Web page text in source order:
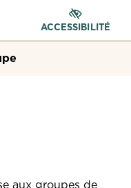
ACCESSIBILITÉ
aux groupes de